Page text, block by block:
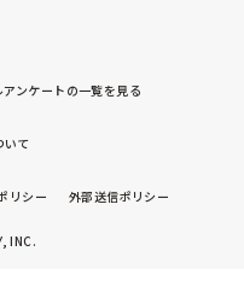
アンケートの一覧を見る
いて
リシー 外部送信ポリシー
INC.